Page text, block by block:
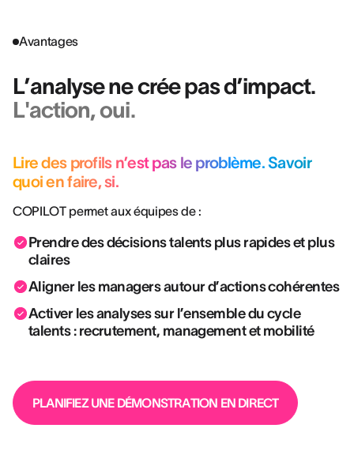
Avantages
L’analyse ne crée pas d’impact.
L'action, oui.
Lire des profils n’est pas le problème. Savoir
quoi en faire, si.
COPILOT permet aux équipes de :
Prendre des décisions talents plus rapides et plus
claires
Aligner les managers autour d’actions cohérentes
Activer les analyses sur l’ensemble du cycle
talents : recrutement, management et mobilité
PLANIFIEZ UNE DÉMONSTRATION EN DIRECT